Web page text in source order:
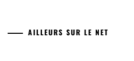
AILLEURS SUR LE NET